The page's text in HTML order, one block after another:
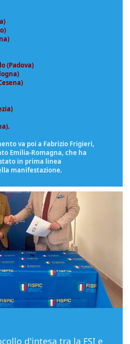
(Padova)
.
va poi a Fabrizio Frigieri,
Emilia-Romagna, che ha
in prima linea
manifestazione.
d'intesa tra la FSI e